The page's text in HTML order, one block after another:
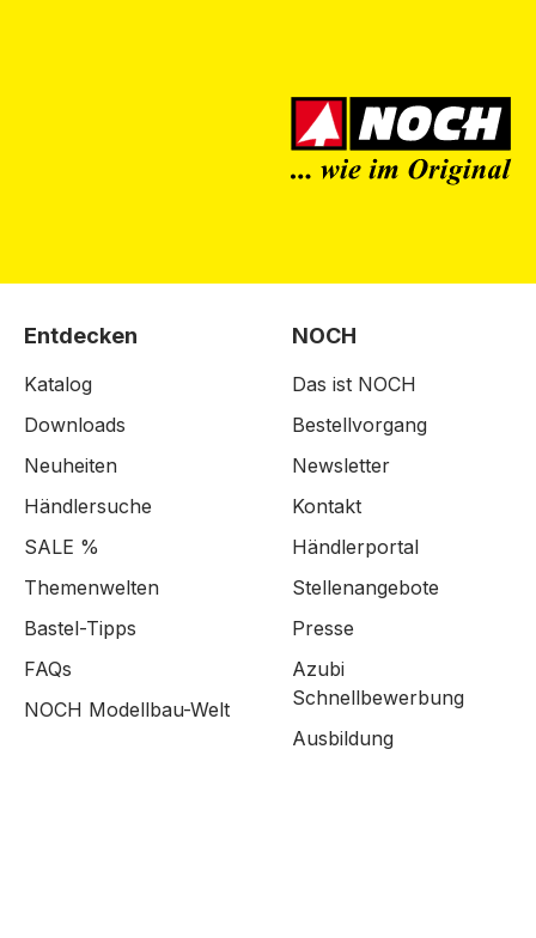
Entdecken
Katalog
Downloads
Neuheiten
Händlersuche
SALE %
Themenwelten
Bastel-Tipps
FAQs
NOCH Modellbau-Welt
NOCH
Das ist NOCH
Bestellvorgang
Newsletter
Kontakt
Händlerportal
Stellenangebote
Presse
Azubi
Schnellbewerbung
Ausbildung